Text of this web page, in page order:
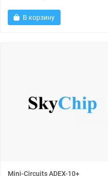
В корзину
Mini-Circuits ADEX-10+